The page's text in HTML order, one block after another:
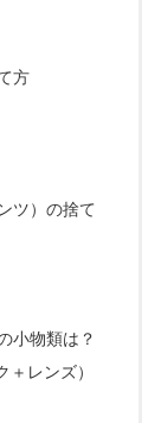
方
ツ）の捨て
小物類は？
レンズ）